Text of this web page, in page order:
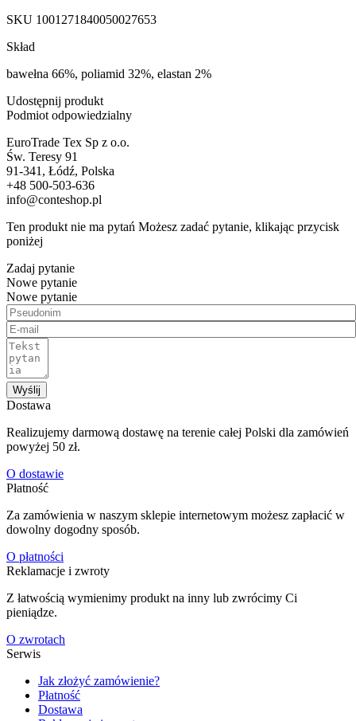
SKU 1001271840050027653
Skład
bawełna 66%, poliamid 32%, elastan 2%
Udostępnij produkt
Podmiot odpowiedzialny
EuroTrade Tex Sp z o.o.
Św. Teresy 91
91-341, Łódź, Polska
+48 500-503-636
info@conteshop.pl
Ten produkt nie ma pytań Możesz zadać pytanie, klikając przycisk
poniżej
Zadaj pytanie
Nowe pytanie
Nowe pytanie
Wyślij
Dostawa
Realizujemy darmową dostawę na terenie całej Polski dla zamówień
powyżej 50 zł.
O dostawie
Płatność
Za zamówienia w naszym sklepie internetowym możesz zapłacić w
dowolny dogodny sposób.
O płatności
Reklamacje i zwroty
Z łatwością wymienimy produkt na inny lub zwrócimy Ci
pieniądze.
O zwrotach
Serwis
Jak złożyć zamówienie?
Płatność
Dostawa